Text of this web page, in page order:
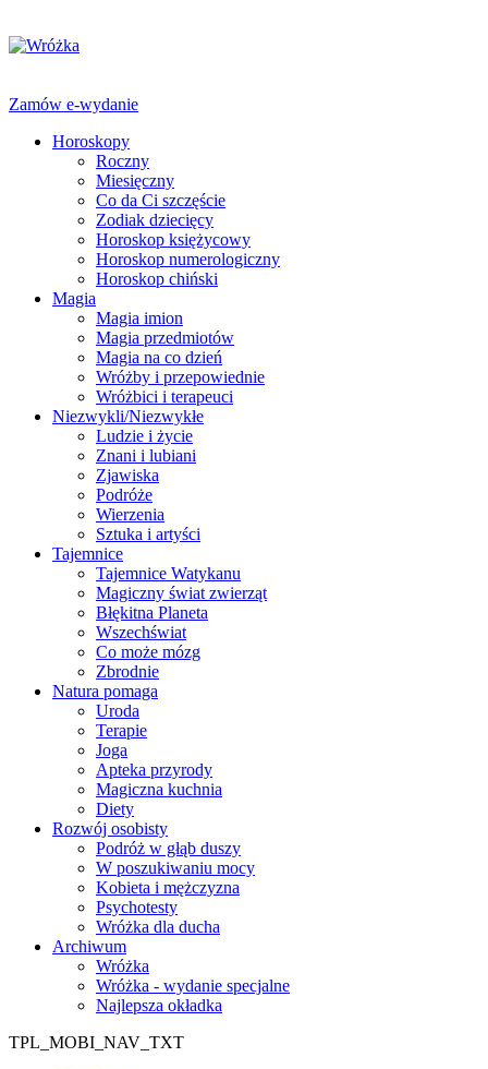
Zamów e-wydanie
Horoskopy
Roczny
Miesięczny
Co da Ci szczęście
Zodiak dziecięcy
Horoskop księżycowy
Horoskop numerologiczny
Horoskop chiński
Magia
Magia imion
Magia przedmiotów
Magia na co dzień
Wróżby i przepowiednie
Wróżbici i terapeuci
Niezwykli/Niezwykłe
Ludzie i życie
Znani i lubiani
Zjawiska
Podróże
Wierzenia
Sztuka i artyści
Tajemnice
Tajemnice Watykanu
Magiczny świat zwierząt
Błękitna Planeta
Wszechświat
Co może mózg
Zbrodnie
Natura pomaga
Uroda
Terapie
Joga
Apteka przyrody
Magiczna kuchnia
Diety
Rozwój osobisty
Podróż w głąb duszy
W poszukiwaniu mocy
Kobieta i mężczyzna
Psychotesty
Wróżka dla ducha
Archiwum
Wróżka
Wróżka - wydanie specjalne
Najlepsza okładka
TPL_MOBI_NAV_TXT